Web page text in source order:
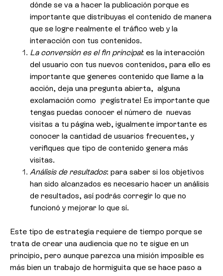
dónde se va a hacer la publicación porque es
importante que distribuyas el contenido de manera
que se logre realmente el tráfico web y la
interacción con tus contenidos.
La conversión es el fin principal: es la interacción
del usuario con tus nuevos contenidos, para ello es
importante que generes contenido que llame a la
acción, deja una pregunta abierta, alguna
exclamación como ¡regístrate! Es importante que
tengas puedas conocer el número de nuevas
visitas a tu página web, igualmente importante es
conocer la cantidad de usuarios frecuentes, y
verifiques que tipo de contenido genera más
visitas.
Análisis de resultados: para saber si los objetivos
han sido alcanzados es necesario hacer un análisis
de resultados, así podrás corregir lo que no
funcionó y mejorar lo que sí.
Este tipo de estrategia requiere de tiempo porque se
trata de crear una audiencia que no te sigue en un
principio, pero aunque parezca una misión imposible es
más bien un trabajo de hormiguita que se hace paso a